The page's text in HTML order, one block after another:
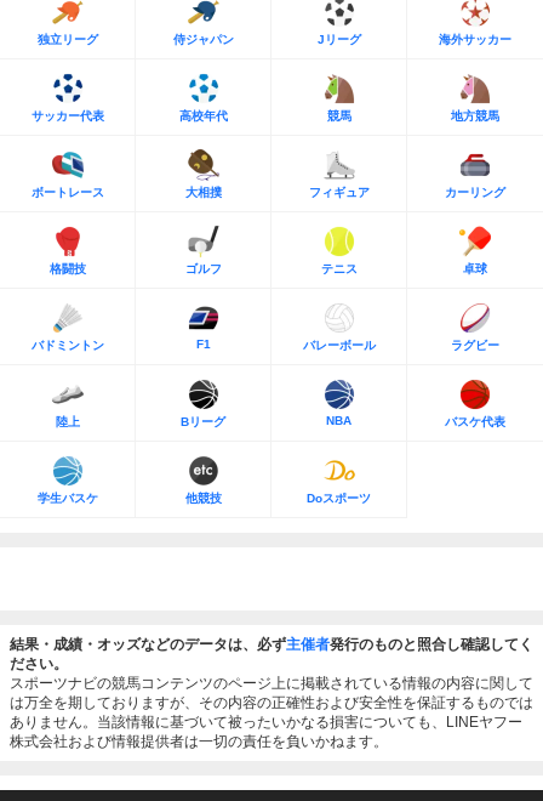
独立リーグ 侍ジャパン Jリーグ 海外サッカー
サッカー代表 高校年代 競馬 地方競馬
ボートレース 大相撲 フィギュア カーリング
格闘技 ゴルフ テニス 卓球
バドミントン F1 バレーボール ラグビー
陸上 Bリーグ NBA バスケ代表
学生バスケ 他競技 Doスポーツ
結果・成績・オッズなどのデータは、必ず主催者発行のものと照合し確認してく
ださい。
スポーツナビの競馬コンテンツのページ上に掲載されている情報の内容に関して
は万全を期しておりますが、その内容の正確性および安全性を保証するものでは
ありません。当該情報に基づいて被ったいかなる損害についても、LINEヤフー
株式会社および情報提供者は一切の責任を負いかねます。